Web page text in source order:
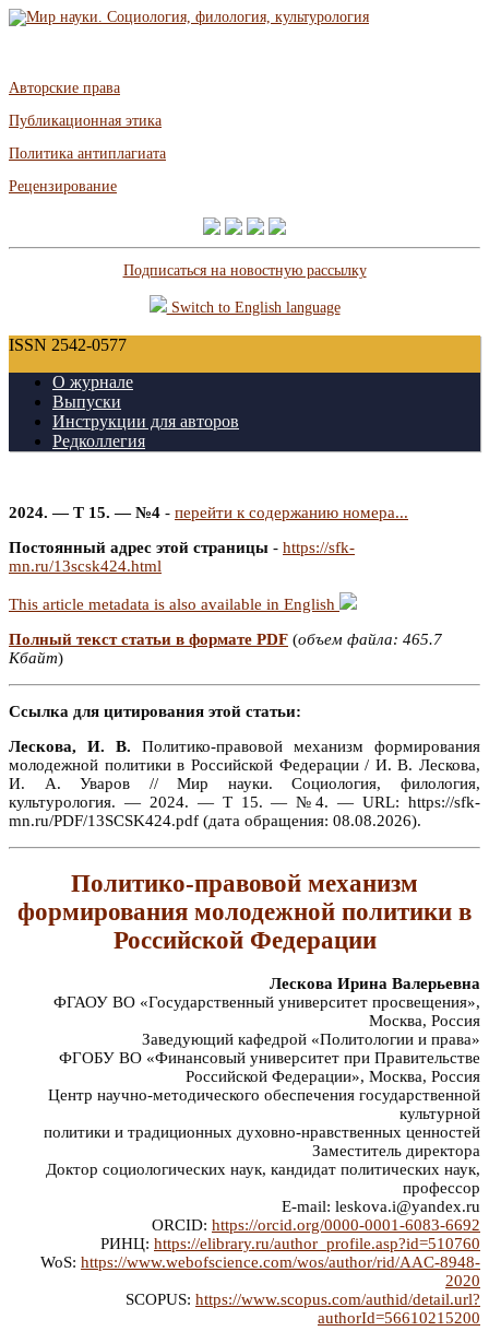
Авторские права
Публикационная этика
Политика антиплагиата
Рецензирование
Подписаться на новостную рассылку
Switch to English language
ISSN 2542-0577
О журнале
Выпуски
Инструкции для авторов
Редколлегия
2024. — Т 15. — №4 - перейти к содержанию номера...
Постоянный адрес этой страницы - https://sfk-
mn.ru/13scsk424.html
This article metadata is also available in English
Полный текст статьи в формате PDF (объем файла: 465.7
Кбайт)
Ссылка для цитирования этой статьи:
Лескова, И. В. Политико-правовой механизм формирования
молодежной политики в Российской Федерации / И. В. Лескова,
И. А. Уваров // Мир науки. Социология, филология,
культурология. — 2024. — Т 15. — №4. — URL: https://sfk-
mn.ru/PDF/13SCSK424.pdf (дата обращения: 08.08.2026).
Политико-правовой механизм
формирования молодежной политики в
Российской Федерации
Лескова Ирина Валерьевна
ФГАОУ ВО «Государственный университет просвещения»,
Москва, Россия
Заведующий кафедрой «Политологии и права»
ФГОБУ ВО «Финансовый университет при Правительстве
Российской Федерации», Москва, Россия
Центр научно-методического обеспечения государственной
культурной
политики и традиционных духовно-нравственных ценностей
Заместитель директора
Доктор социологических наук, кандидат политических наук,
профессор
E-mail: leskova.i@yandex.ru
ORCID: https://orcid.org/0000-0001-6083-6692
РИНЦ: https://elibrary.ru/author_profile.asp?id=510760
WoS: https://www.webofscience.com/wos/author/rid/AAC-8948-
2020
SCOPUS: https://www.scopus.com/authid/detail.url?
authorId=56610215200